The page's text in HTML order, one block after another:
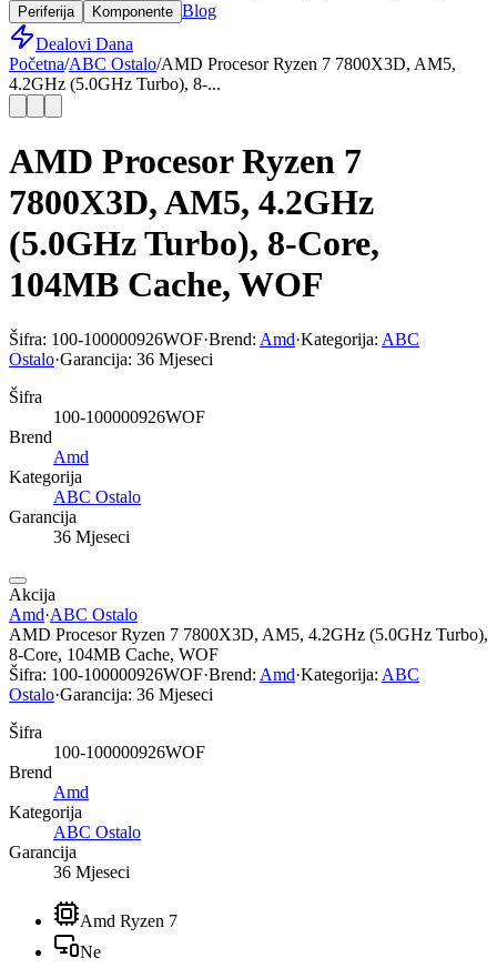
Periferija
Komponente Blog
Dealovi Dana
Početna/ABC Ostalo/AMD Procesor Ryzen 7 7800X3D, AM5,
4.2GHz (5.0GHz Turbo), 8-...
AMD Procesor Ryzen 7
7800X3D, AM5, 4.2GHz
(5.0GHz Turbo), 8-Core,
104MB Cache, WOF
Šifra: 100-100000926WOF·Brend: Amd·Kategorija: ABC
Ostalo·Garancija: 36 Mjeseci
Šifra
100-100000926WOF
Brend
Amd
Kategorija
ABC Ostalo
Garancija
36 Mjeseci
Akcija
Amd·ABC Ostalo
AMD Procesor Ryzen 7 7800X3D, AM5, 4.2GHz (5.0GHz Turbo),
8-Core, 104MB Cache, WOF
Šifra: 100-100000926WOF·Brend: Amd·Kategorija: ABC
Ostalo·Garancija: 36 Mjeseci
Šifra
100-100000926WOF
Brend
Amd
Kategorija
ABC Ostalo
Garancija
36 Mjeseci
Amd Ryzen 7
Ne